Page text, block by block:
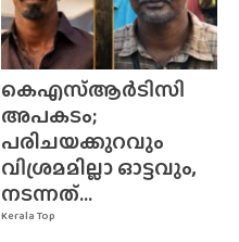
Kerala Top
കെഎസ്ആർടിസി
അപകടം;
പരിചയക്കുറവും
വിശ്രമമില്ലാ ഓട്ടവും,
നടന്നത്...